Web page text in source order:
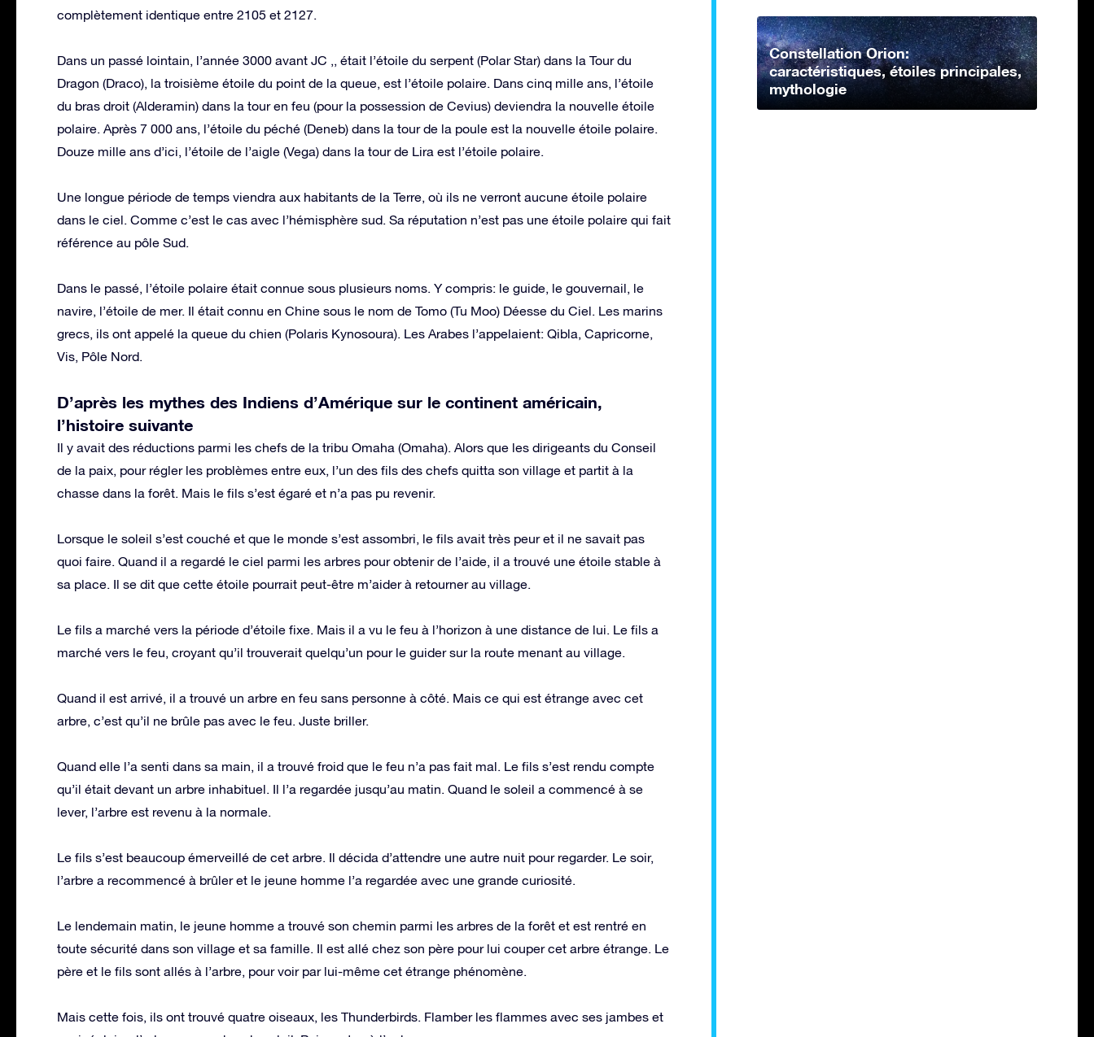
complètement identique entre 2105 et 2127.
Dans un passé lointain, l’année 3000 avant JC ,, était l’étoile du serpent (Polar Star) dans la Tour du
Dragon (Draco), la troisième étoile du point de la queue, est l’étoile polaire. Dans cinq mille ans, l’étoile
du bras droit (Alderamin) dans la tour en feu (pour la possession de Cevius) deviendra la nouvelle étoile
polaire. Après 7 000 ans, l’étoile du péché (Deneb) dans la tour de la poule est la nouvelle étoile polaire.
Douze mille ans d’ici, l’étoile de l’aigle (Vega) dans la tour de Lira est l’étoile polaire.
Une longue période de temps viendra aux habitants de la Terre, où ils ne verront aucune étoile polaire
dans le ciel. Comme c’est le cas avec l’hémisphère sud. Sa réputation n’est pas une étoile polaire qui fait
référence au pôle Sud.
Dans le passé, l’étoile polaire était connue sous plusieurs noms. Y compris: le guide, le gouvernail, le
navire, l’étoile de mer. Il était connu en Chine sous le nom de Tomo (Tu Moo) Déesse du Ciel. Les marins
grecs, ils ont appelé la queue du chien (Polaris Kynosoura). Les Arabes l’appelaient: Qibla, Capricorne,
Vis, Pôle Nord.
D’après les mythes des Indiens d’Amérique sur le continent américain,
l’histoire suivante
Il y avait des réductions parmi les chefs de la tribu Omaha (Omaha). Alors que les dirigeants du Conseil
de la paix, pour régler les problèmes entre eux, l’un des fils des chefs quitta son village et partit à la
chasse dans la forêt. Mais le fils s’est égaré et n’a pas pu revenir.
Lorsque le soleil s’est couché et que le monde s’est assombri, le fils avait très peur et il ne savait pas
quoi faire. Quand il a regardé le ciel parmi les arbres pour obtenir de l’aide, il a trouvé une étoile stable à
sa place. Il se dit que cette étoile pourrait peut-être m’aider à retourner au village.
Le fils a marché vers la période d’étoile fixe. Mais il a vu le feu à l’horizon à une distance de lui. Le fils a
marché vers le feu, croyant qu’il trouverait quelqu’un pour le guider sur la route menant au village.
Quand il est arrivé, il a trouvé un arbre en feu sans personne à côté. Mais ce qui est étrange avec cet
arbre, c’est qu’il ne brûle pas avec le feu. Juste briller.
Quand elle l’a senti dans sa main, il a trouvé froid que le feu n’a pas fait mal. Le fils s’est rendu compte
qu’il était devant un arbre inhabituel. Il l’a regardée jusqu’au matin. Quand le soleil a commencé à se
lever, l’arbre est revenu à la normale.
Le fils s’est beaucoup émerveillé de cet arbre. Il décida d’attendre une autre nuit pour regarder. Le soir,
l’arbre a recommencé à brûler et le jeune homme l’a regardée avec une grande curiosité.
Le lendemain matin, le jeune homme a trouvé son chemin parmi les arbres de la forêt et est rentré en
toute sécurité dans son village et sa famille. Il est allé chez son père pour lui couper cet arbre étrange. Le
père et le fils sont allés à l’arbre, pour voir par lui-même cet étrange phénomène.
Mais cette fois, ils ont trouvé quatre oiseaux, les Thunderbirds. Flamber les flammes avec ses jambes et
Constellation Orion:
caractéristiques, étoiles principales,
mythologie